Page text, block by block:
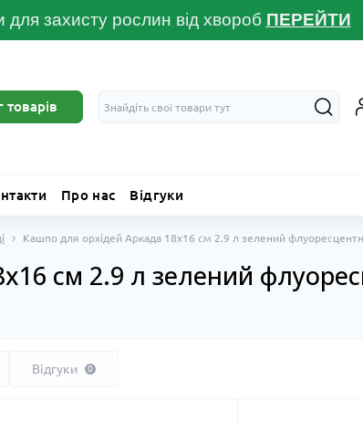
для захисту рослин від хвороб ПЕРЕЙТИ
товарів
Про нас Відгуки
Кашпо для орхідей Аркада 18х16 см 2.9 л зелений
см 2.9 л зелений
Відгуки 0